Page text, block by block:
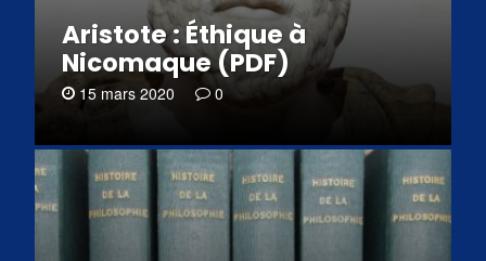
Aristote : Éthique à
Nicomaque (PDF)
15 mars 2020 0